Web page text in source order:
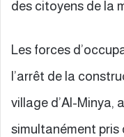
des citoyens de la
Les forces
l’arrêt de la
village d’Al-Minya,
simultanément pris